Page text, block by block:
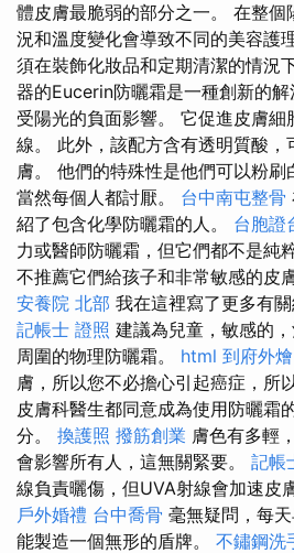
體皮膚最脆弱的部分之一。 在整個
況和溫度變化會導致不同的美容護
須在裝飾化妝品和定期清潔的情況
器的Eucerin防曬霜是一種創新的
受陽光的負面影響。 它促進皮膚
線。 此外，該配方含有透明質酸，
膚。 他們的特殊性是他們可以粉刷
當然每個人都討厭。 台中南屯整骨
紹了包含化學防曬霜的人。 台胞證
力或醫師防曬霜，但它們都不是純
不推薦它們給孩子和非常敏感的皮
安養院 北部 我在這裡寫了更多有關
記帳士 證照 建議為兒童，敏感的
周圍的物理防曬霜。 html 到府外燴
膚，所以您不必擔心引起癌症，所
皮膚科醫生都同意成為使用防曬霜
分。 換護照 撥筋創業 膚色有多輕
會影響所有人，這無關緊要。 記帳
線負責曬傷，但UVA射線會加速皮
戶外婚禮 台中喬骨 毫無疑問，每
能製造一個無形的盾牌。 不鏽鋼洗